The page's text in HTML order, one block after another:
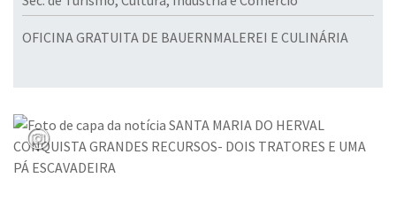
OFICINA GRATUITA DE BAUERNMALEREI E CULINÁRIA